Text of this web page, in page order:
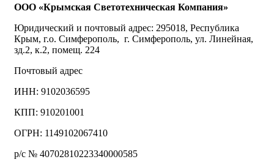
ООО «Крымская Светотехническая Компания»
Юридический и почтовый адрес: 295018, Республика
Крым, г.о. Симферополь, г. Симферополь, ул. Линейная,
зд.2, к.2, помещ. 224
Почтовый адрес
ИНН: 9102036595
КПП: 910201001
ОГРН: 1149102067410
р/с № 40702810223340000585